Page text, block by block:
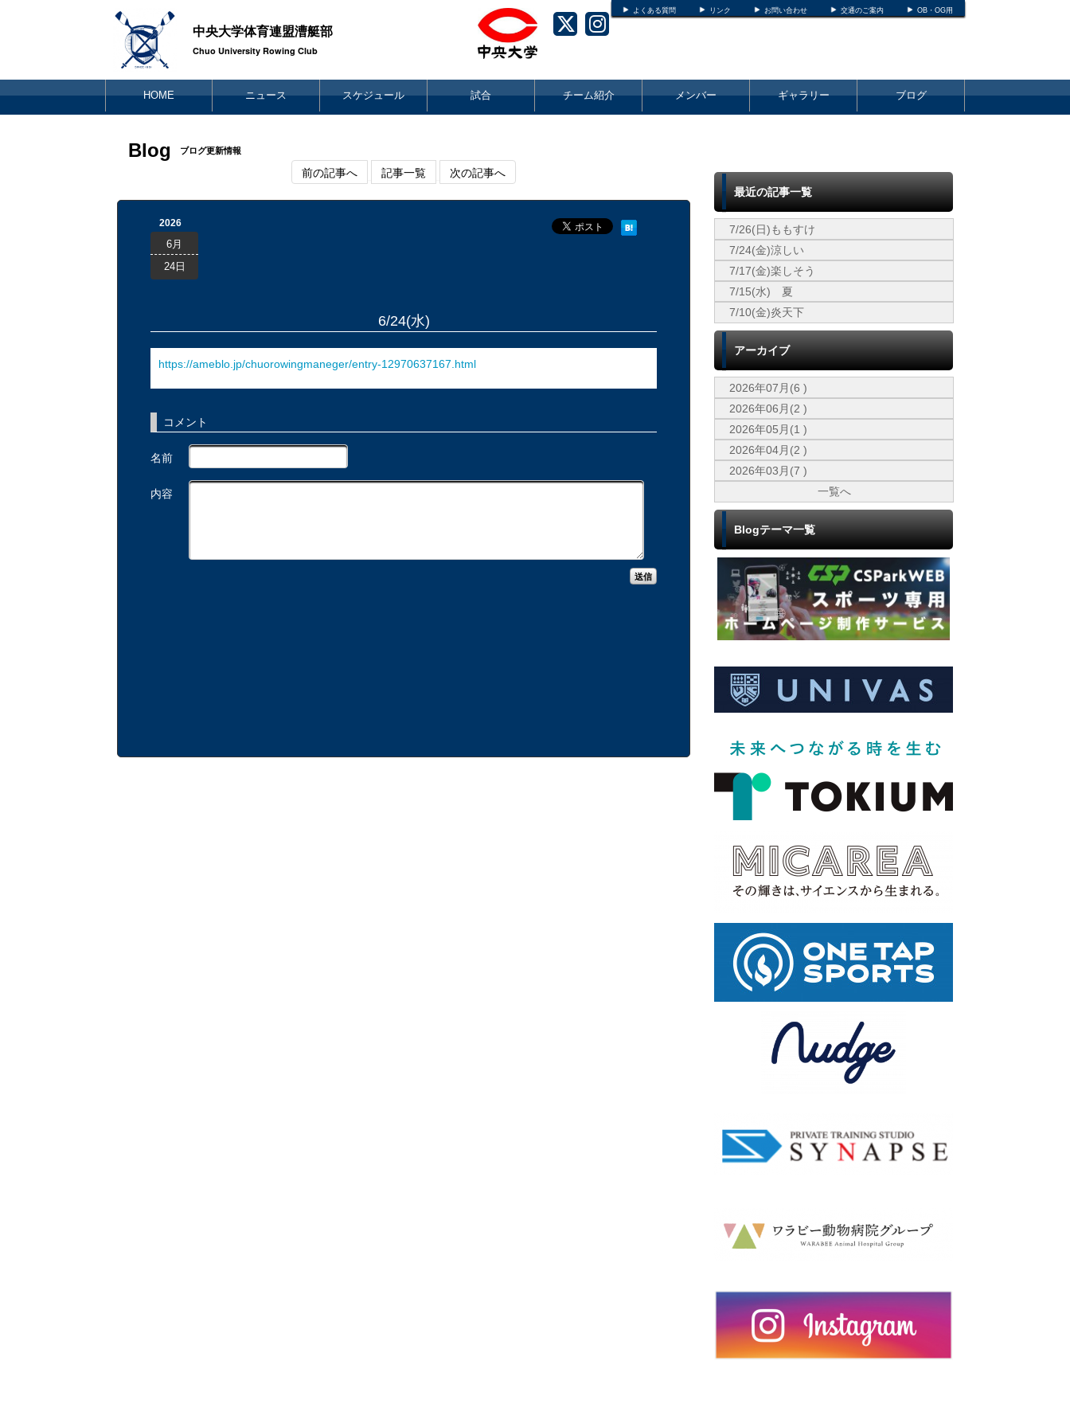
よくある質問 リンク お問い合わせ 交通のご案内 OB・OG用
中央大学体育連盟漕艇部
Chuo University Rowing Club
HOME ニュース スケジュール 試合 チーム紹介 メンバー ギャラリー ブログ
Blog ブログ更新情報
前の記事へ 記事一覧 次の記事へ
2026
6月
24日
6/24(水)
https://ameblo.jp/chuorowingmaneger/entry-12970637167.html
コメント
名前
内容
最近の記事一覧
7/26(日)ももすけ
7/24(金)涼しい
7/17(金)楽しそう
7/15(水) 夏
7/10(金)炎天下
アーカイブ
2026年07月(6 )
2026年06月(2 )
2026年05月(1 )
2026年04月(2 )
2026年03月(7 )
一覧へ
Blogテーマ一覧